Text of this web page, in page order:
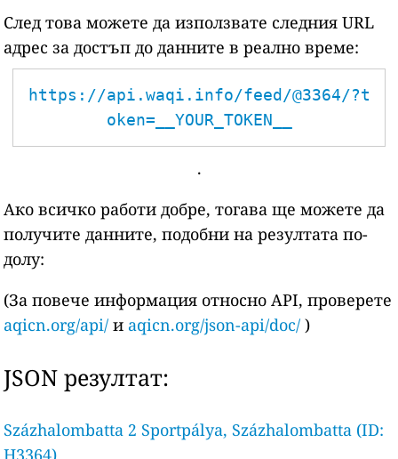
След това можете да използвате следния URL
адрес за достъп до данните в реално време:
https://api.waqi.info/feed/@3364/?t
oken=__YOUR_TOKEN__
.
Ако всичко работи добре, тогава ще можете да
получите данните, подобни на резултата по-
долу:
(За повече информация относно API, проверете
aqicn.org/api/ и aqicn.org/json-api/doc/ )
JSON резултат:
Százhalombatta 2 Sportpálya, Százhalombatta (ID:
H3364)